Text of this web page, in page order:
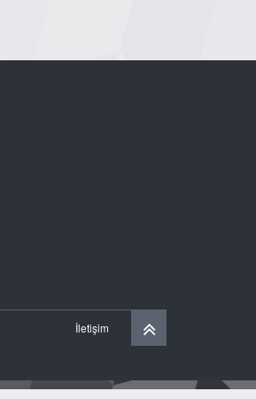
İletişim